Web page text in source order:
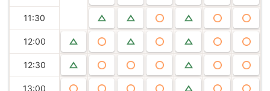
11:30
12:00
12:30
13:00